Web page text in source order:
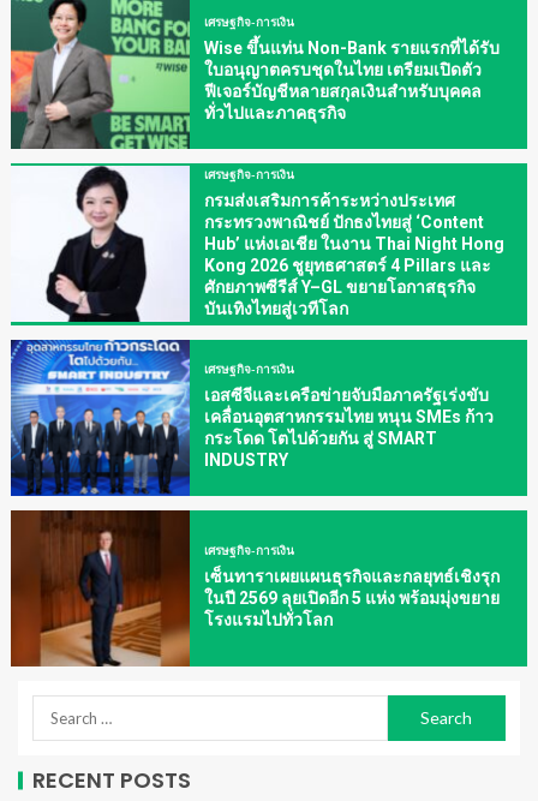
เศรษฐกิจ-การเงิน
Wise ขึ้นแท่น Non-Bank รายแรกที่ได้รับ
ใบอนุญาตครบชุดในไทย เตรียมเปิดตัว
ฟีเจอร์บัญชีหลายสกุลเงินสำหรับบุคคล
ทั่วไปและภาคธุรกิจ
เศรษฐกิจ-การเงิน
กรมส่งเสริมการค้าระหว่างประเทศ
กระทรวงพาณิชย์ ปักธงไทยสู่ ‘Content
Hub’ แห่งเอเชีย ในงาน Thai Night Hong
Kong 2026 ชูยุทธศาสตร์ 4 Pillars และ
ศักยภาพซีรีส์ Y–GL ขยายโอกาสธุรกิจ
บันเทิงไทยสู่เวทีโลก
เศรษฐกิจ-การเงิน
เอสซีจีและเครือข่ายจับมือภาครัฐเร่งขับ
เคลื่อนอุตสาหกรรมไทย หนุน SMEs ก้าว
กระโดด โตไปด้วยกัน สู่ SMART
INDUSTRY
เศรษฐกิจ-การเงิน
เซ็นทาราเผยแผนธุรกิจและกลยุทธ์เชิงรุก
ในปี 2569 ลุยเปิดอีก 5 แห่ง พร้อมมุ่งขยาย
โรงแรมไปทั่วโลก
RECENT POSTS